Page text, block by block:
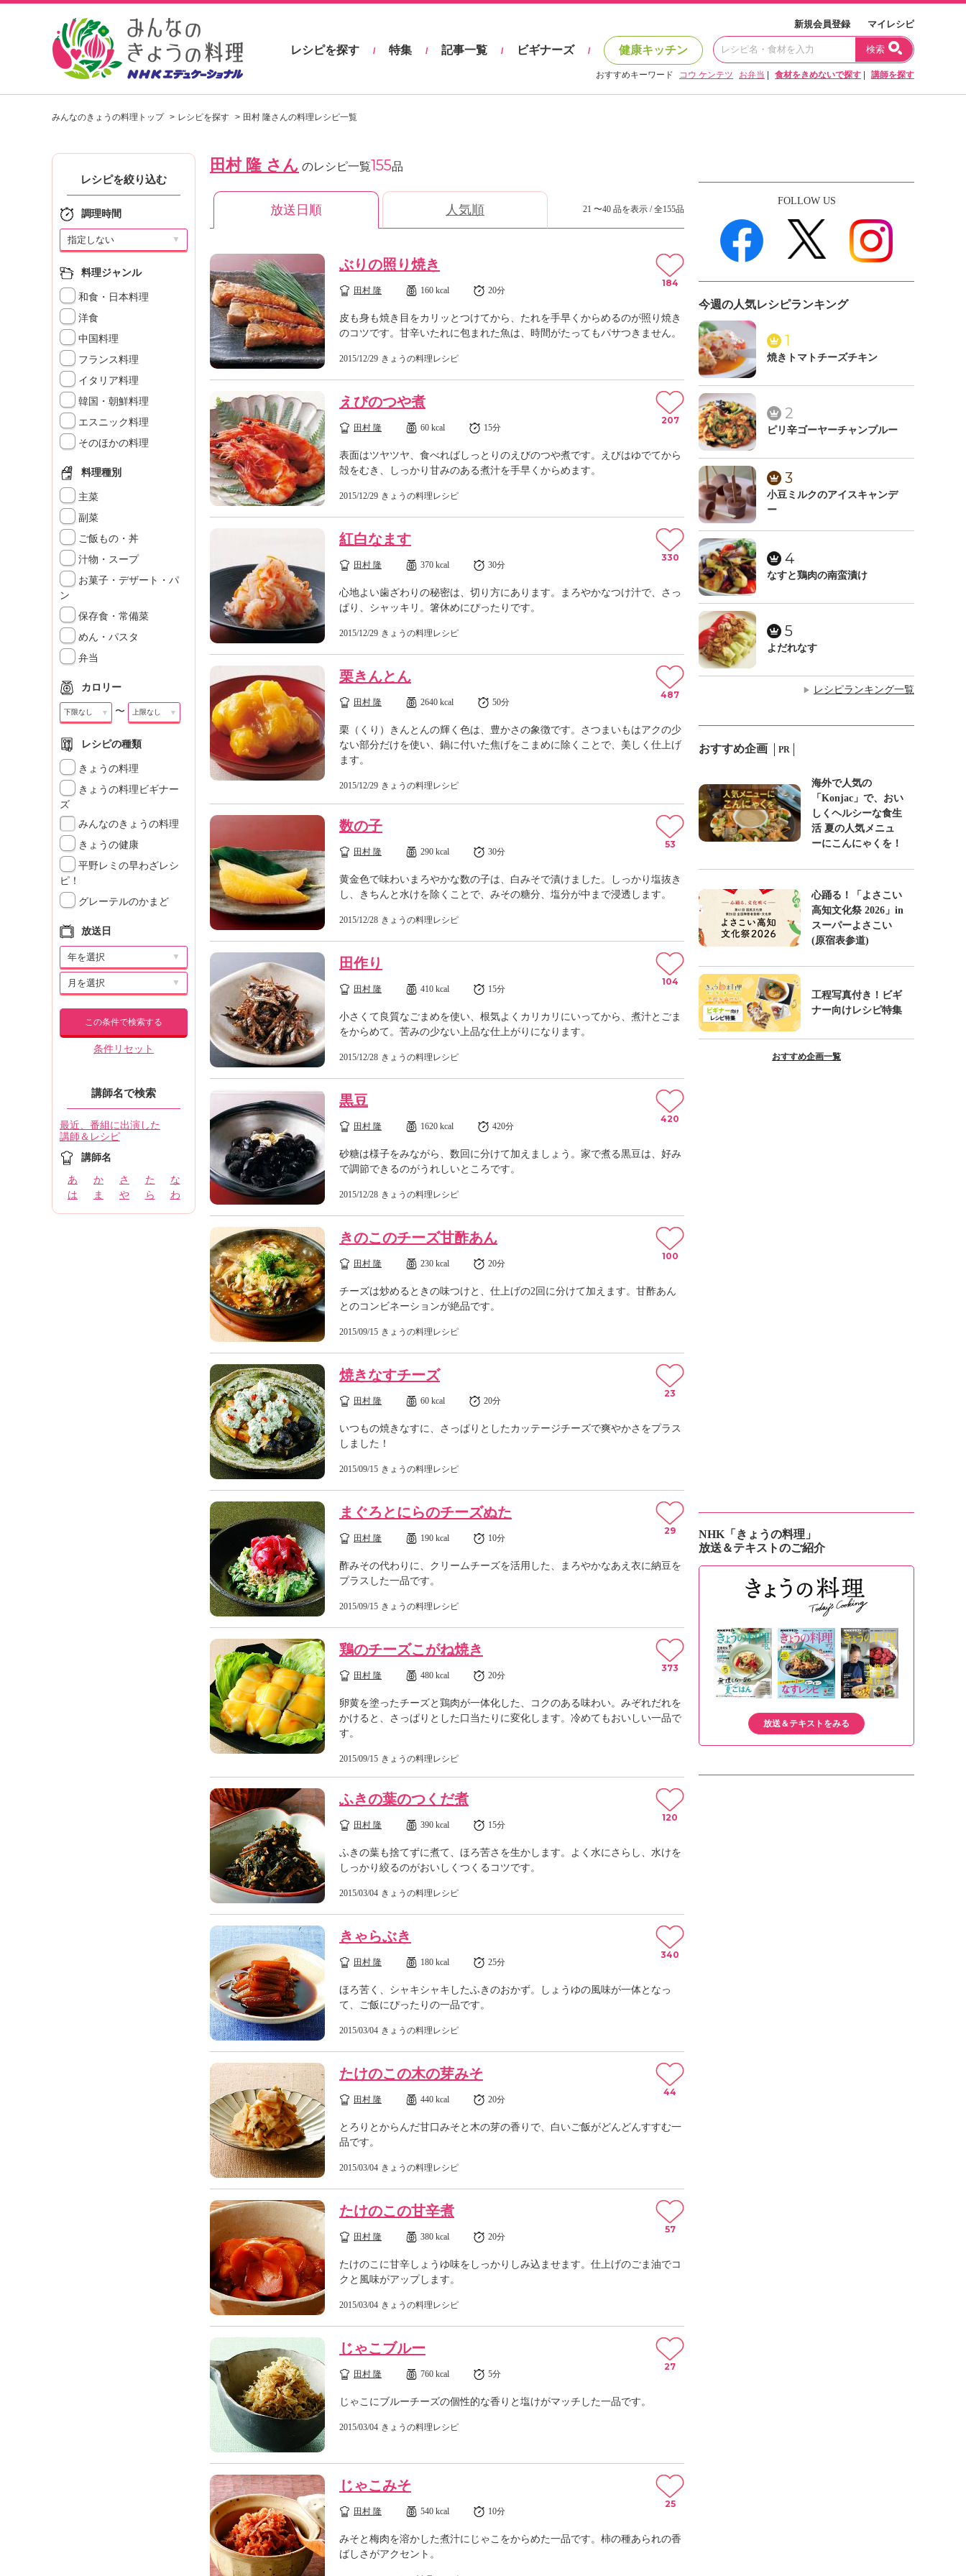
し
シ
を
よ
う
。
N
H
K
エ
デ
ー
シ
ョ
ナ
ル
「
み
ょ
う
の
料
理
」
新規会員登録 マイレシピ
レシピを探す / 特集 / 記事一覧 / ビギナーズ / 健康キッチン 検索
おすすめキーワード コウ ケンテツ お弁当 食材をきめないで探す 講師を探す
みんなのきょうの料理トップ レシピを探す 田村 隆さんの料理レシピ一覧
レシピを絞り込む
調理時間
▼
料理ジャンル
和食・日本料理
洋食
中国料理
フランス料理
イタリア料理
韓国・朝鮮料理
エスニック料理
そのほかの料理
料理種別
主菜
副菜
ご飯もの・丼
汁物・スープ
お菓子・デザート・パ
ン
保存食・常備菜
めん・パスタ
弁当
カロリー
▼ 〜 ▼
レシピの種類
きょうの料理
きょうの料理ビギナー
ズ
みんなのきょうの料理
きょうの健康
平野レミの早わざレシ
ピ！
グレーテルのかまど
放送日
▼
▼
この条件で検索する
条件リセット
講師名で検索
最近、番組に出演した
講師＆レシピ
講師名
あ か さ た
な
は
ま や ら わ
田村 隆 さん のレシピ一覧155品
放送日順 人気順 21 〜40 品を表示 / 全155品
ぶりの照り焼き
田村 隆 160 kcal 20分
皮も身も焼き目をカリッとつけてから、たれを手早くからめるのが照り焼き
のコツです。甘辛いたれに包まれた魚は、時間がたってもパサつきません。
2015/12/29 きょうの料理レシピ
184
えびのつや煮
田村 隆 60 kcal 15分
表面はツヤツヤ、食べればしっとりのえびのつや煮です。えびはゆでてから
殻をむき、しっかり甘みのある煮汁を手早くからめます。
2015/12/29 きょうの料理レシピ
207
紅白なます
田村 隆 370 kcal 30分
心地よい歯ざわりの秘密は、切り方にあります。まろやかなつけ汁で、さっ
ぱり、シャッキリ。箸休めにぴったりです。
2015/12/29 きょうの料理レシピ
330
栗きんとん
田村 隆 2640 kcal 50分
栗（くり）きんとんの輝く色は、豊かさの象徴です。さつまいもはアクの少
ない部分だけを使い、鍋に付いた焦げをこまめに除くことで、美しく仕上げ
ます。
2015/12/29 きょうの料理レシピ
487
数の子
田村 隆 290 kcal 30分
黄金色で味わいまろやかな数の子は、白みそで漬けました。しっかり塩抜き
し、きちんと水けを除くことで、みその糖分、塩分が中まで浸透します。
2015/12/28 きょうの料理レシピ
53
田作り
田村 隆 410 kcal 15分
小さくて良質なごまめを使い、根気よくカリカリにいってから、煮汁とごま
をからめて。苦みの少ない上品な仕上がりになります。
2015/12/28 きょうの料理レシピ
104
黒豆
田村 隆 1620 kcal 420分
砂糖は様子をみながら、数回に分けて加えましょう。家で煮る黒豆は、好み
で調節できるのがうれしいところです。
2015/12/28 きょうの料理レシピ
420
きのこのチーズ甘酢あん
田村 隆 230 kcal 20分
チーズは炒めるときの味つけと、仕上げの2回に分けて加えます。甘酢あん
とのコンビネーションが絶品です。
2015/09/15 きょうの料理レシピ
100
焼きなすチーズ
田村 隆 60 kcal 20分
いつもの焼きなすに、さっぱりとしたカッテージチーズで爽やかさをプラス
しました！
2015/09/15 きょうの料理レシピ
23
まぐろとにらのチーズぬた
田村 隆 190 kcal 10分
酢みその代わりに、クリームチーズを活用した、まろやかなあえ衣に納豆を
プラスした一品です。
2015/09/15 きょうの料理レシピ
29
鶏のチーズこがね焼き
田村 隆 480 kcal 20分
卵黄を塗ったチーズと鶏肉が一体化した、コクのある味わい。みぞれだれを
かけると、さっぱりとした口当たりに変化します。冷めてもおいしい一品で
す。
2015/09/15 きょうの料理レシピ
373
ふきの葉のつくだ煮
田村 隆 390 kcal 15分
ふきの葉も捨てずに煮て、ほろ苦さを生かします。よく水にさらし、水けを
しっかり絞るのがおいしくつくるコツです。
2015/03/04 きょうの料理レシピ
120
きゃらぶき
田村 隆 180 kcal 25分
ほろ苦く、シャキシャキしたふきのおかず。しょうゆの風味が一体となっ
て、ご飯にぴったりの一品です。
2015/03/04 きょうの料理レシピ
340
たけのこの木の芽みそ
田村 隆 440 kcal 20分
とろりとからんだ甘口みそと木の芽の香りで、白いご飯がどんどんすすむ一
品です。
2015/03/04 きょうの料理レシピ
44
たけのこの甘辛煮
田村 隆 380 kcal 20分
たけのこに甘辛しょうゆ味をしっかりしみ込ませます。仕上げのごま油でコ
クと風味がアップします。
2015/03/04 きょうの料理レシピ
57
じゃこブルー
田村 隆 760 kcal 5分
じゃこにブルーチーズの個性的な香りと塩けがマッチした一品です。
2015/03/04 きょうの料理レシピ
27
じゃこみそ
田村 隆 540 kcal 10分
みそと梅肉を溶かした煮汁にじゃこをからめた一品です。柿の種あられの香
ばしさがアクセント。
25
FOLLOW US
今週の人気レシピランキング
1
焼きトマトチーズチキン
2
ピリ辛ゴーヤーチャンプルー
3
小豆ミルクのアイスキャンデ
ー
4
なすと鶏肉の南蛮漬け
5
よだれなす
▶ レシピランキング一覧
おすすめ企画 PR
海外で人気の
「Konjac」で、おい
しくヘルシーな食生
活 夏の人気メニュ
ーにこんにゃくを！
心踊る！「よさこい
高知文化祭 2026」in
スーパーよさこい
(原宿表参道)
工程写真付き！ビギ
ナー向けレシピ特集
おすすめ企画一覧
NHK「きょうの料理」
放送＆テキストのご紹介
放送＆テキストをみる